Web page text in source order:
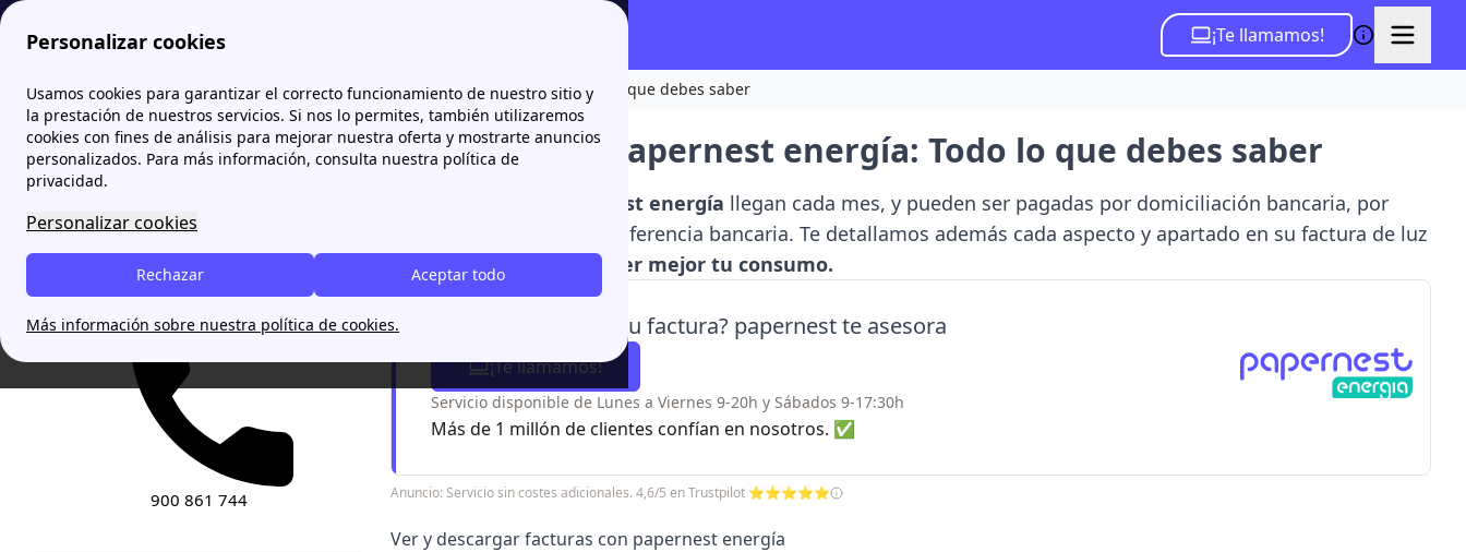
Personalizar cookies
Usamos cookies para garantizar el correcto funcionamiento de nuestro sitio y
la prestación de nuestros servicios. Si nos lo permites, también utilizaremos
cookies con fines de análisis para mejorar nuestra oferta y mostrarte anuncios
personalizados. Para más información, consulta nuestra política de
privacidad.
Personalizar cookies
Aceptar todo
Rechazar
Más información sobre nuestra política de cookies.
¡Te llamamos!
Papernest.es MorePapernest Energía Facturas con papernest energía: Todo lo que debes saber
900 861 744
Facturas con papernest energía: Todo lo que debes saber
facturas de papernest energía llegan cada mes, y pueden ser pagadas por domiciliación bancaria, por
tarjeta o a través de transferencia bancaria. Te detallamos además cada aspecto y apartado en su factura de luz
para que puedas
entender mejor tu consumo.
¿Tienes dudas con tu factura? papernest te asesora
¡Te llamamos!
Servicio disponible de Lunes a Viernes 9-20h y Sábados 9-17:30h
Más de 1 millón de clientes confían en nosotros. ✅
Anuncio: Servicio sin costes adicionales. 4,6/5 en Trustpilot ⭐⭐⭐⭐⭐
Ver y descargar facturas con papernest energía